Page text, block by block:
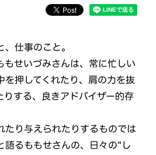
仕事のこと。
もせいづみさんは、常に忙しい
を押してくれたり、肩の力を抜
りする、良きアドバイザー的存
たり与えられたりするものでは
語るももせさんの、日々の“し